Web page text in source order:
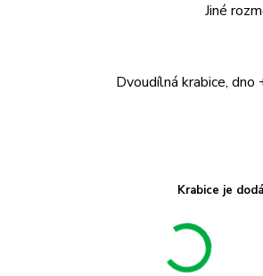
Jiné
Dvoudílná krabice, dno
Krabice je